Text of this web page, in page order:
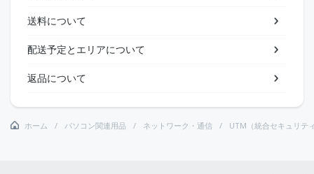
送料について
配送予定とエリアについて
返品について
ホーム パソコン関連用品 ネットワーク・通信 UTM（統合セキュリテ